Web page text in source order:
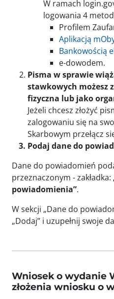
W ramach
logowania 4
Profilem
Aplikacją
Bankowością
e-dowodem.
Pisma w sprawie
stawkowych możesz
fizyczna lub jako
Jeżeli chcesz złożyć
zalogowaniu się na
Skarbowym przełącz
Podaj dane do
Dane do powiadomień
przeznaczonym - zakładka:
powiadomienia”.
W sekcji „Dane do
„Dodaj” i uzupełnij swoje
Wniosek o wydanie
złożenia wniosku o